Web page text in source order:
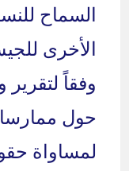
السماح
الأخرى
وفقاً لتقرير
حول
لمساواة